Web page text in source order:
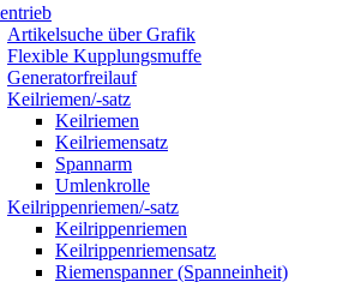
Artikelsuche über Grafik
Flexible Kupplungsmuffe
Generatorfreilauf
Keilriemen/-satz
Keilriemen
Keilriemensatz
Spannarm
Umlenkrolle
Keilrippenriemen/-satz
Keilrippenriemen
Keilrippenriemensatz
Riemenspanner (Spanneinheit)